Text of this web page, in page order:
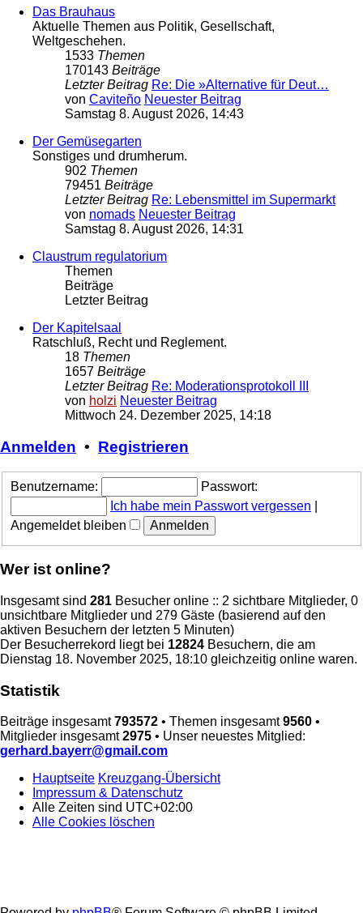
Das Brauhaus
Aktuelle Themen aus Politik, Gesellschaft,
Weltgeschehen.
1533 Themen
170143 Beiträge
Letzter Beitrag Re: Die »Alternative für Deut…
von Caviteño Neuester Beitrag
Samstag 8. August 2026, 14:43
Der Gemüsegarten
Sonstiges und drumherum.
902 Themen
79451 Beiträge
Letzter Beitrag Re: Lebensmittel im Supermarkt
von nomads Neuester Beitrag
Samstag 8. August 2026, 14:31
Claustrum regulatorium
Themen
Beiträge
Letzter Beitrag
Der Kapitelsaal
Ratschluß, Recht und Reglement.
18 Themen
1657 Beiträge
Letzter Beitrag Re: Moderationsprotokoll III
von holzi Neuester Beitrag
Mittwoch 24. Dezember 2025, 14:18
Anmelden • Registrieren
Benutzername:
Passwort:
Ich habe mein Passwort vergessen
Angemeldet bleiben
Wer ist online?
Insgesamt sind 281 Besucher online :: 2 sichtbare Mitglieder, 0
unsichtbare Mitglieder und 279 Gäste (basierend auf den
aktiven Besuchern der letzten 5 Minuten)
Der Besucherrekord liegt bei 12824 Besuchern, die am
Dienstag 18. November 2025, 18:10 gleichzeitig online waren.
Statistik
Beiträge insgesamt793572 • Themen insgesamt9560 •
Mitglieder insgesamt2975 • Unser neuestes Mitglied:
gerhard.bayerr@gmail.com
Hauptseite Kreuzgang-Übersicht
Impressum & Datenschutz
Alle Zeiten sind UTC+02:00
Alle Cookies löschen